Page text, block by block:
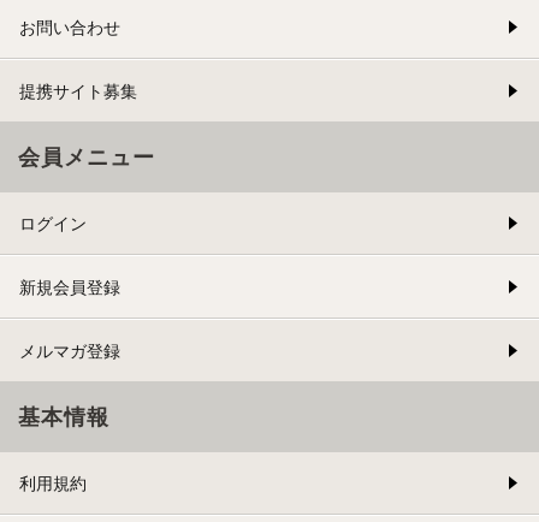
お問い合わせ
提携サイト募集
会員メニュー
ログイン
新規会員登録
メルマガ登録
基本情報
利用規約